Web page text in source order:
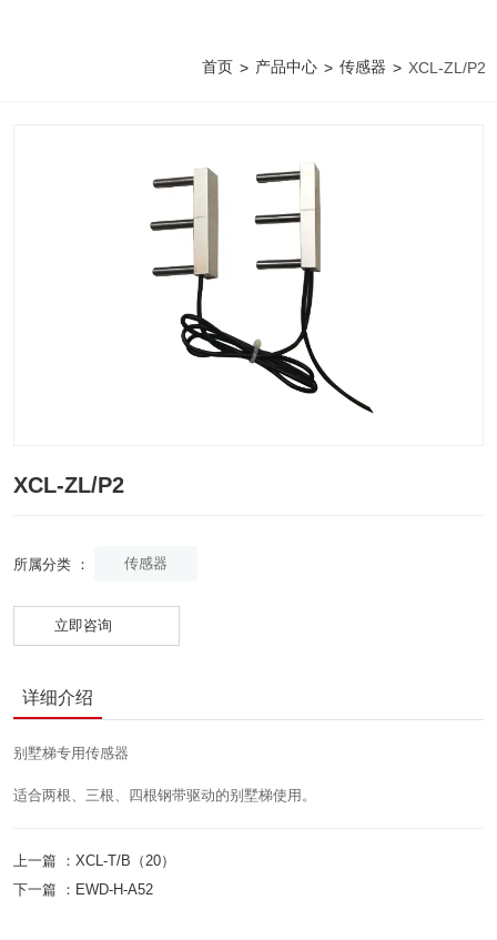
首页 > 产品中心 > 传感器 > XCL-ZL/P2
XCL-ZL/P2
所属分类 ： 传感器
立即咨询
详细介绍
别墅梯专用传感器
适合两根、三根、四根钢带驱动的别墅梯使用。
上一篇 ： XCL-T/B（20）
下一篇 ： EWD-H-A52